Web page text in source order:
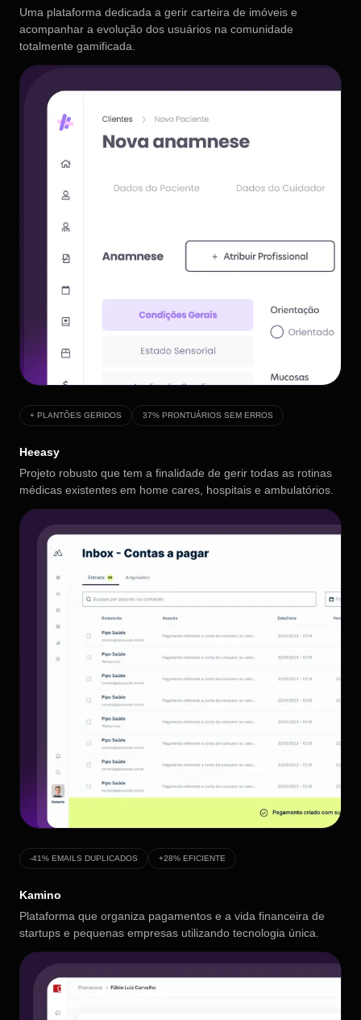
Uma plataforma dedicada a gerir carteira de imóveis e
acompanhar a evolução dos usuários na comunidade
totalmente gamificada.
+ PLANTÕES GERIDOS 37% PRONTUÁRIOS SEM ERROS
Heeasy
Projeto robusto que tem a finalidade de gerir todas as rotinas
médicas existentes em home cares, hospitais e ambulatórios.
-41% EMAILS DUPLICADOS +28% EFICIENTE
Kamino
Plataforma que organiza pagamentos e a vida financeira de
startups e pequenas empresas utilizando tecnologia única.